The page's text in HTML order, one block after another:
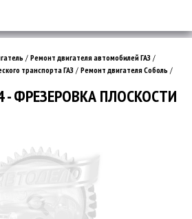
/ Ремонт двигателя автомобилей ГАЗ /
транспорта ГАЗ / Ремонт двигателя Соболь /
- ФРЕЗЕРОВКА ПЛОСКОСТИ